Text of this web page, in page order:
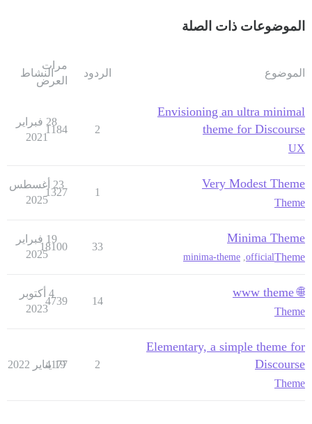
الموضوعات ذات الصلة
الموضوع الردود
مرات
العرض
النشاط
Envisioning an ultra minimal
theme for Discourse
UX
2
1184
28 فبراير
2021
Very Modest Theme
Theme
1
1327
23 أغسطس
2025
Minima Theme
Theme
official
,
minima-theme
33
18100
19 فبراير
2025
🌐 www theme
Theme
14
4739
4 أكتوبر
2023
Elementary, a simple theme for
Discourse
Theme
2
4177
19 يناير 2022